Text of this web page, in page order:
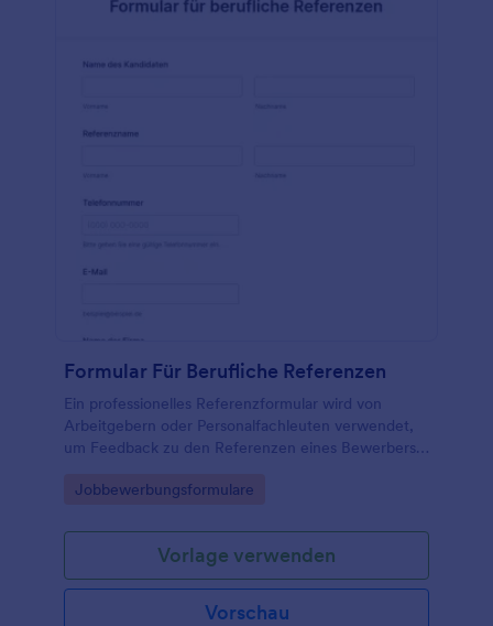
Formular Für Berufliche Referenzen
Ein professionelles Referenzformular wird von
Arbeitgebern oder Personalfachleuten verwendet,
um Feedback zu den Referenzen eines Bewerbers
Go to Category:
Jobbewerbungsformulare
Vorlage verwenden
Vorschau